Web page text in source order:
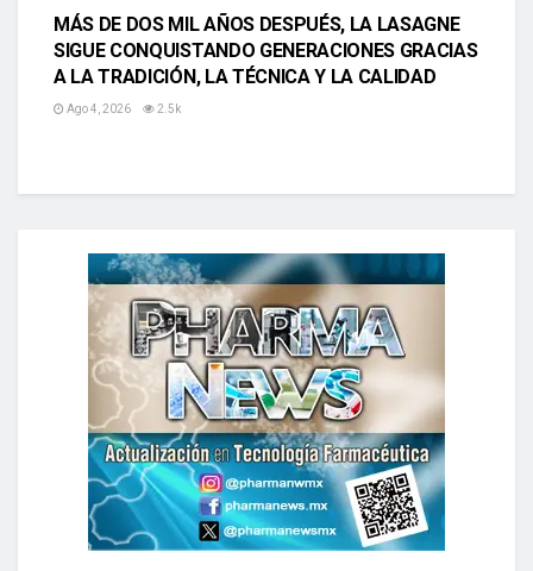
MÁS DE DOS MIL AÑOS DESPUÉS, LA LASAGNE
SIGUE CONQUISTANDO GENERACIONES GRACIAS
A LA TRADICIÓN, LA TÉCNICA Y LA CALIDAD
Ago 4, 2026 2.5k